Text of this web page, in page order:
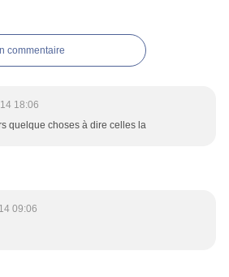
commentaire
18:06
quelque choses à dire celles la
09:06